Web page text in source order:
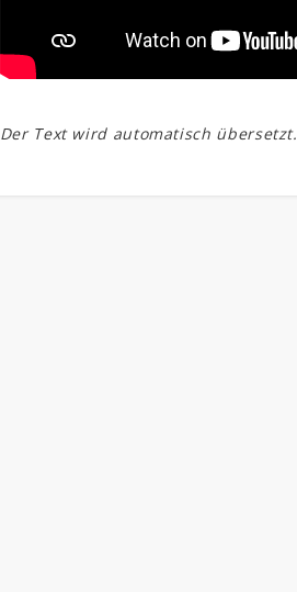
Der Text wird automatisch übersetzt.